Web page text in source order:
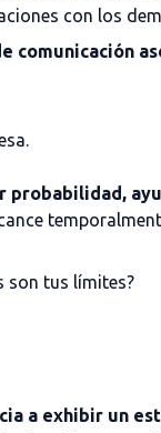
con los
comunicación
probabilidad,
son tus límites?
a exhibir un